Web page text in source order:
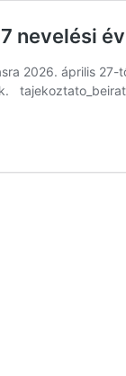
nevelési
2026. április